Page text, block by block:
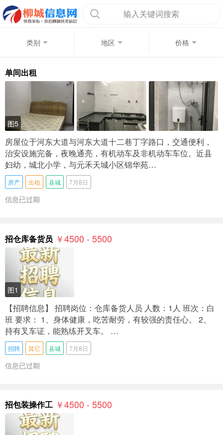
输入关键词搜索
类别 地区 价格
单间出租
图5
房屋位于河东大道与河东大道十二巷丁字路口，交通便利，
治安设施完备，夜晚通亮，有机动车及非机动车车位。近县
妇幼，城北小学，与元禾天城小区锦华苑…
房产 出租 县城 7月8日
信息已过期
招仓库备货员 ￥4500 - 5500
图1
【招聘信息】 招聘岗位：仓库备货人员 人数：1人 班次：白
班 要求： 1、身体健康，吃苦耐劳，有较强的责任心。 2、
持有叉车证，能熟练开叉车。 …
招聘 其它 县城 7月8日
信息已过期
招包装操作工 ￥4500 - 5500